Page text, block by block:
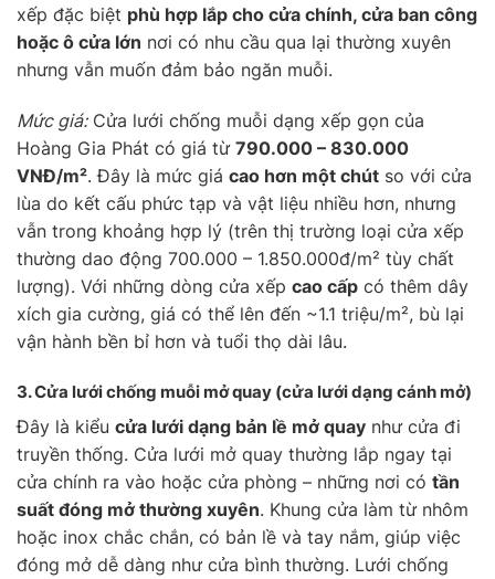
xếp đặc biệt phù hợp lắp cho cửa chính, cửa ban công
hoặc ô cửa lớn nơi có nhu cầu qua lại thường xuyên
nhưng vẫn muốn đảm bảo ngăn muỗi.
Mức giá:Cửa lưới chống muỗi dạng xếp gọn của
Hoàng Gia Phát có giá từ 790.000 – 830.000
VNĐ/m². Đây là mức giá cao hơn một chút so với cửa
lùa do kết cấu phức tạp và vật liệu nhiều hơn, nhưng
vẫn trong khoảng hợp lý (trên thị trường loại cửa xếp
thường dao động 700.000 – 1.850.000đ/m² tùy chất
lượng). Với những dòng cửa xếp cao cấp có thêm dây
xích gia cường, giá có thể lên đến ~1.1 triệu/m², bù lại
vận hành bền bỉ hơn và tuổi thọ dài lâu.
3. Cửa lưới chống muỗi mở quay (cửa lưới dạng cánh mở)
Đây là kiểu cửa lưới dạng bản lề mở quay như cửa đi
truyền thống. Cửa lưới mở quay thường lắp ngay tại
cửa chính ra vào hoặc cửa phòng – những nơi có tần
suất đóng mở thường xuyên. Khung cửa làm từ nhôm
hoặc inox chắc chắn, có bản lề và tay nắm, giúp việc
đóng mở dễ dàng như cửa bình thường. Lưới chống